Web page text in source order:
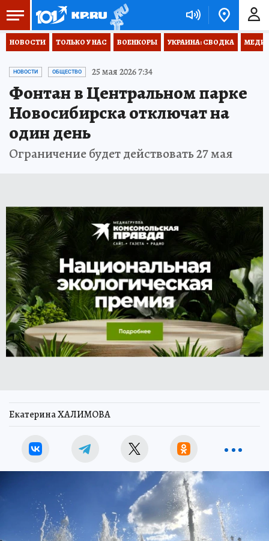
НОВОСТИ ТОЛЬКО У НАС ВОЕНКОРЫ УКРАИНА: СВОДКА
НОВОСТИ ОБЩЕСТВО 25 мая 2026 7:34
Фонтан в Центральном парке
Новосибирска отключат на
один день
Ограничение будет действовать 27 мая
Екатерина ХАЛИМОВА